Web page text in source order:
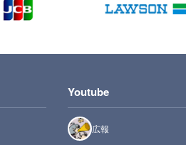
Youtube
広報